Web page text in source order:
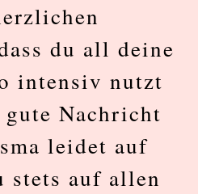
du all deine
intensiv nutzt
Nachricht
leidet auf
stets auf allen